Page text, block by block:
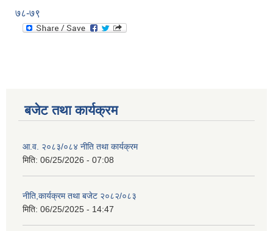
७८-७९
बजेट तथा कार्यक्रम
आ.व. २०८३/०८४ नीति तथा कार्यक्रम
मिति: 06/25/2026 - 07:08
नीति,कार्यक्रम तथा बजेट २०८२/०८३
मिति: 06/25/2025 - 14:47